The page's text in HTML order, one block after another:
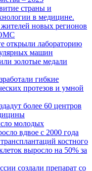
страны и
в медицине.
новых регионов
открыли лабораторию
машин
золотые медали
гибкие
протезов и умной
более 60 центров
молодых
вдвое с 2000 года
костного
выросло на 50% за
создали препарат со